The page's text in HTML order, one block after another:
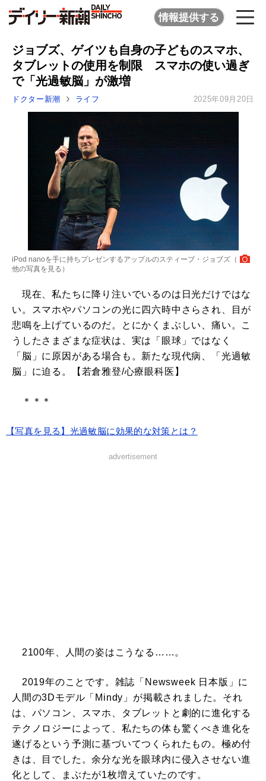
情報提供する
ジョブズ、ゲイツも自身の子どものスマホ、
タブレットの使用を制限 スマホの使い過ぎ
で「光過敏脳」が激増
ドクター新潮 ライフ 2025年09月20日
iPod nanoを手に持ちプレゼンするアップルのスティーブ・ジョブズ（
他の写真を見る ）
現在、私たちに降り注いでいるのは日光だけではな
い。スマホやパソコンの光に四六時中さらされ、目が
悲鳴を上げているのだ。とにかくまぶしい、痛い。こ
うしたさまざまな症状は、実は「眼球」ではなく
「脳」に原因がある場合も。新たな現代病、「光過敏
脳」に迫る。【若倉雅登/心療眼科医】
＊＊＊
【写真を見る】光過敏脳に効果的な対策とは？
advertisement
2100年、人間の姿はこうなる……。
2019年のことです。雑誌「Newsweek 日本版」に
人間の3Dモデル「Mindy」が掲載されました。それ
は、パソコン、スマホ、タブレットと劇的に進化する
テクノロジーによって、私たちの体も驚くべき進化を
遂げるという予測に基づいてつくられたもの。極め付
きは、目でした。余分な光を眼球内に侵入させない進
化として、まぶたが1枚増えていたのです。